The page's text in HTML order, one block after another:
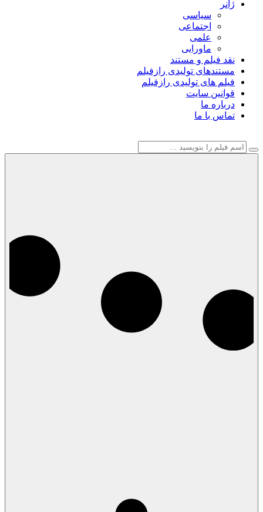
ژانر
سیاسی
اجتماعی
علمی
ماورایی
نقد فیلم و مستند
مستندهای تولیدی رازفیلم
فیلم های تولیدی رازفیلم
قوانین سایت
درباره ما
تماس با ما